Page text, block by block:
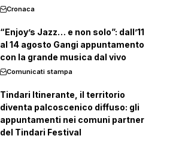
Cronaca
“Enjoy’s Jazz… e non solo”: dall’11
al 14 agosto Gangi appuntamento
con la grande musica dal vivo
Comunicati stampa
Tindari Itinerante, il territorio
diventa palcoscenico diffuso: gli
appuntamenti nei comuni partner
del Tindari Festival